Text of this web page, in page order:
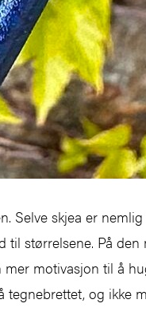
Selve skjea er
størrelsene. På
motivasjon til å
tegnebrettet, og ikke